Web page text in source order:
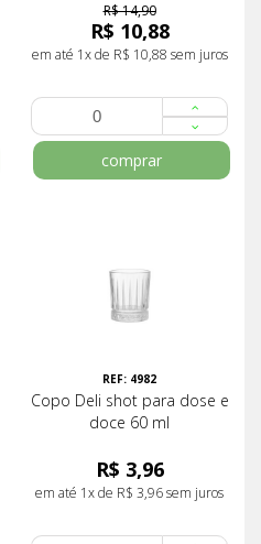
R$ 14,90
R$ 10,88
em até 1x de R$ 10,88 sem juros
comprar
REF: 4982
Copo Deli shot para dose e
doce 60 ml
R$ 3,96
em até 1x de R$ 3,96 sem juros